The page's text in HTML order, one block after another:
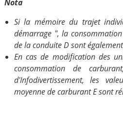
Nota
Si la mémoire du trajet
démarrage ", la
de la conduite D sont
En cas de modification des
consommation de
d'Infodivertissement, les
moyenne de carburant E sont